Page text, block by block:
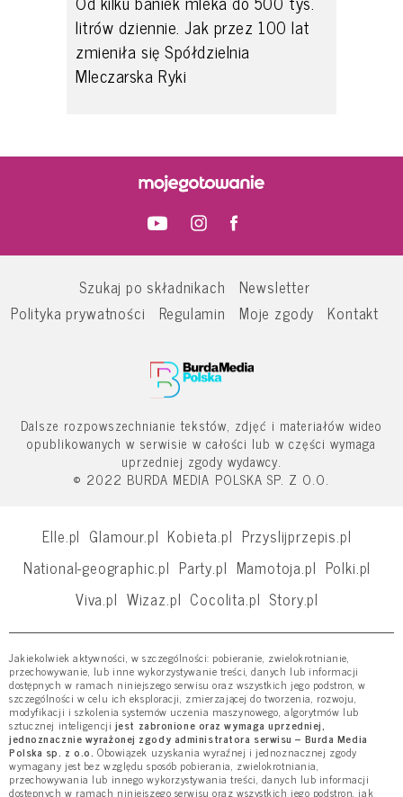
litrów dziennie. Jak przez 100 lat
zmieniła się Spółdzielnia
Mleczarska Ryki
Szukaj po składnikach
Newsletter
Polityka prywatności
Regulamin Moje zgody Kontakt
Dalsze rozpowszechnianie tekstów, zdjęć i materiałów wideo
opublikowanych w serwisie w całości lub w części wymaga
uprzedniej zgody wydawcy.
© 2022 BURDA MEDIA POLSKA SP. Z O.O.
Elle.pl Glamour.pl Kobieta.pl Przyslijprzepis.pl
National-geographic.pl Party.pl Mamotoja.pl Polki.pl
Viva.pl Wizaz.pl Cocolita.pl Story.pl
Jakiekolwiek aktywności, w szczególności: pobieranie, zwielokrotnianie,
przechowywanie, lub inne wykorzystywanie treści, danych lub informacji
dostępnych w ramach niniejszego serwisu oraz wszystkich jego podstron, w
szczególności w celu ich eksploracji, zmierzającej do tworzenia, rozwoju,
modyfikacji i szkolenia systemów uczenia maszynowego, algorytmów lub
sztucznej inteligencji jest zabronione oraz wymaga uprzedniej,
jednoznacznie wyrażonej zgody administratora serwisu – Burda Media
Polska sp. z o.o. Obowiązek uzyskania wyraźnej i jednoznacznej zgody
wymagany jest bez względu sposób pobierania, zwielokrotniania,
przechowywania lub innego wykorzystywania treści, danych lub informacji
dostępnych w ramach niniejszego serwisu oraz wszystkich jego podstron, jak